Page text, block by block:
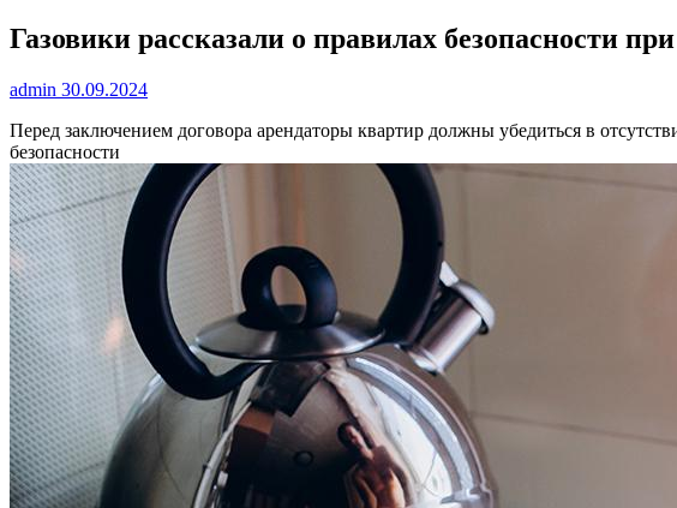
Газовики рассказали о правилах безопасности
admin 30.09.2024
Перед заключением договора арендаторы квартир должны убедиться в
безопасности